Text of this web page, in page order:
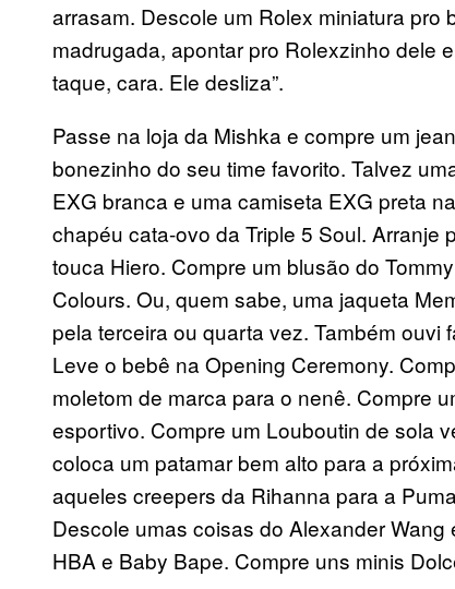
arrasam. Descole um Rolex miniatura pro
madrugada, apontar pro Rolexzinho dele
taque, cara. Ele desliza”.
Passe na loja da Mishka e compre um
bonezinho do seu time favorito. Talvez
EXG branca e uma camiseta EXG preta
chapéu cata-ovo da Triple 5 Soul. Arranje
touca Hiero. Compre um blusão do
Colours. Ou, quem sabe, uma jaqueta
pela terceira ou quarta vez. Também
Leve o bebê na Opening Ceremony.
moletom de marca para o nenê. Compre
esportivo. Compre um Louboutin de sola
coloca um patamar bem alto para a
aqueles creepers da Rihanna para a
Descole umas coisas do Alexander
HBA e Baby Bape. Compre uns minis